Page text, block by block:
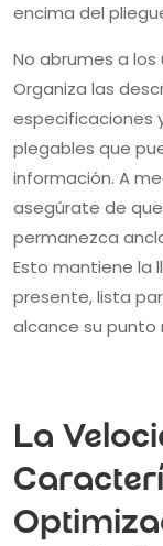
encima del
No abrumes a
Organiza las
especificaciones
plegables que
información. A
asegúrate de
permanezca
Esto mantiene la
presente, lista
alcance su punto
La